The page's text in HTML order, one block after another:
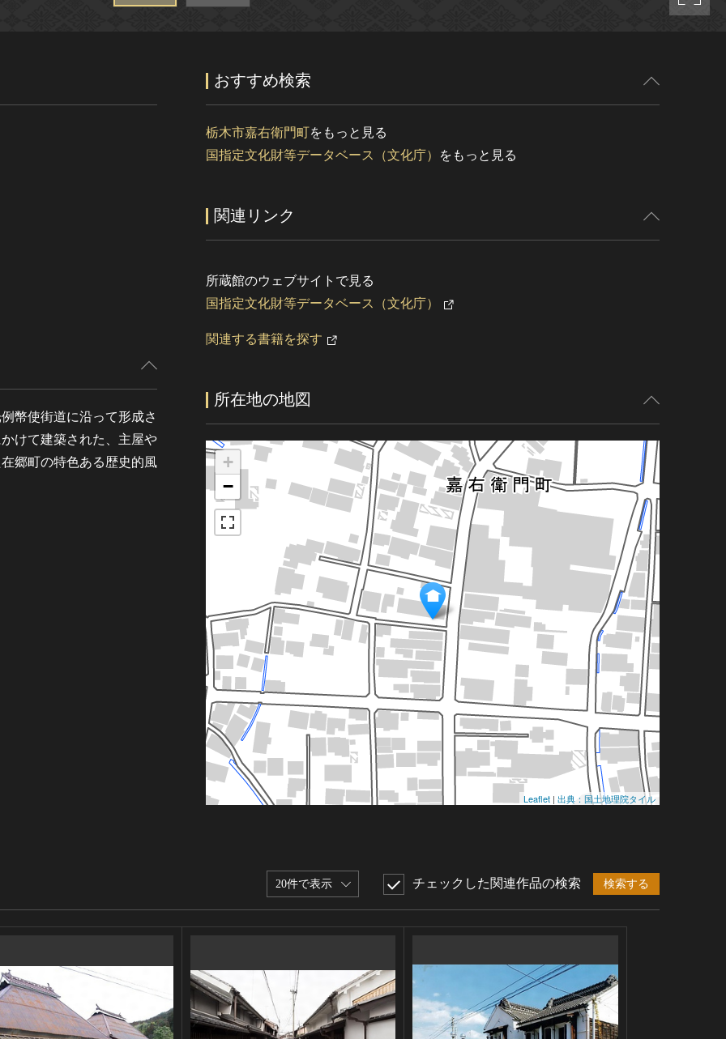
幣使街道に沿って形成さ
けて建築された、主屋や
郷町の特色ある歴史的風
おすすめ検索
栃木市嘉右衛門町をもっと見る
国指定文化財等データベース（文化庁）
をもっと見る
関連リンク
所蔵館のウェブサイトで見る
国指定文化財等データベース（文化庁）
関連する書籍を探す
所在地の地図
+
−
Leaflet | 出典：国土地理院タイル
20件で表示 チェックした関連作品の検索 検索する